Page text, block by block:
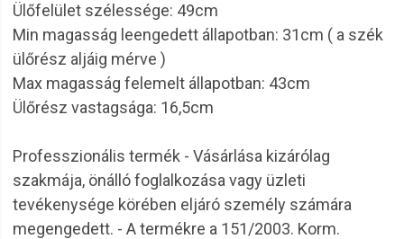
Ülőfelület szélessége: 49cm
Min magasság leengedett állapotban: 31cm ( a szék
ülőrész aljáig mérve )
Max magasság felemelt állapotban: 43cm
Ülőrész vastagsága: 16,5cm
Professzionális termék - Vásárlása kizárólag
szakmája, önálló foglalkozása vagy üzleti
tevékenysége körében eljáró személy számára
megengedett. - A termékre a 151/2003. Korm.